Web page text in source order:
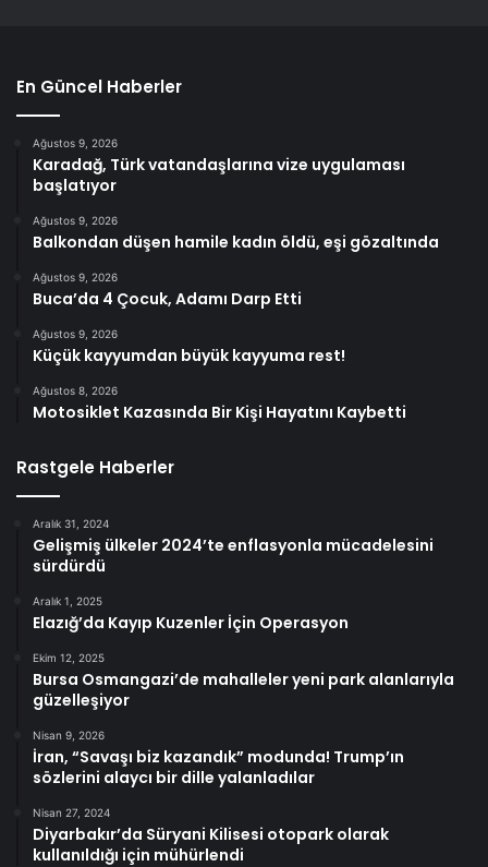
En Güncel Haberler
Ağustos 9, 2026
Karadağ, Türk vatandaşlarına vize uygulaması
başlatıyor
Ağustos 9, 2026
Balkondan düşen hamile kadın öldü, eşi gözaltında
Ağustos 9, 2026
Buca’da 4 Çocuk, Adamı Darp Etti
Ağustos 9, 2026
Küçük kayyumdan büyük kayyuma rest!
Ağustos 8, 2026
Motosiklet Kazasında Bir Kişi Hayatını Kaybetti
Rastgele Haberler
Aralık 31, 2024
Gelişmiş ülkeler 2024’te enflasyonla mücadelesini
sürdürdü
Aralık 1, 2025
Elazığ’da Kayıp Kuzenler İçin Operasyon
Ekim 12, 2025
Bursa Osmangazi’de mahalleler yeni park alanlarıyla
güzelleşiyor
Nisan 9, 2026
İran, “Savaşı biz kazandık” modunda! Trump’ın
sözlerini alaycı bir dille yalanladılar
Nisan 27, 2024
Diyarbakır’da Süryani Kilisesi otopark olarak
kullanıldığı için mühürlendi